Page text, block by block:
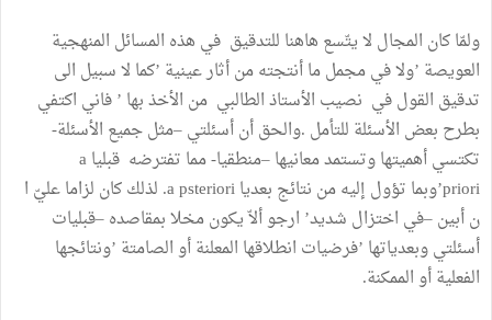
ولمّا كان المجال لا يتّسع هاهنا للتدقيق في هذه المسائل المنهجية
العويصة ’ولا في مجمل ما أنتجته من أثار عينية ’كما لا سبيل الى
تدقيق القول في نصيب الأستاذ الطالبي من الأخذ بها ’ فاني اكتفي
بطرح بعض الأسئلة للتأمل .والحق أن أسئلتي –مثل جميع الأسئلة-
تكتسي أهميتها وتستمد معانيها –منطقيا- مما تفترضه قبليا a
priori’وبما تؤول إليه من نتائج بعديا a psteriori. لذلك كان لزاما عليّ ا
ن أبين –في اختزال شديد’ ارجو ألاّ يكون مخلا بمقاصده –قبليات
أسئلتي وبعدياتها ’فرضيات انطلاقها المعلنة أو الصامتة ’ونتائجها
الفعلية أو الممكنة.